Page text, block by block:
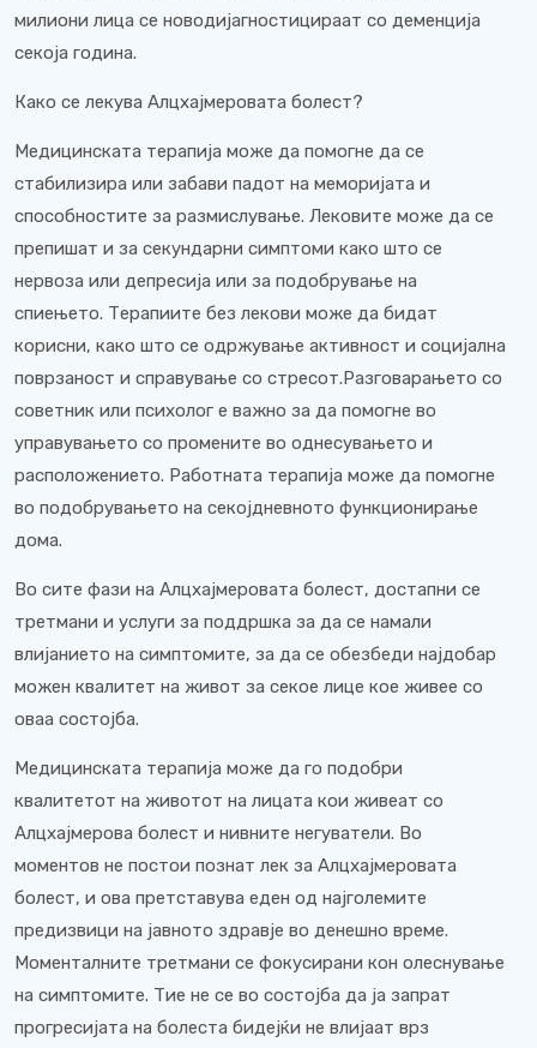
милиони лица се новодијагностицираат со деменција
секоја година.
Како се лекува Алцхајмеровата болест?
Медицинската терапија може да помогне да се
стабилизира или забави падот на меморијата и
способностите за размислување. Лековите може да се
препишат и за секундарни симптоми како што се
нервоза или депресија или за подобрување на
спиењето. Терапиите без лекови може да бидат
корисни, како што се одржување активност и социјална
поврзаност и справување со стресот.Разговарањето со
советник или психолог е важно за да помогне во
управувањето со промените во однесувањето и
расположението. Работната терапија може да помогне
во подобрувањето на секојдневното функционирање
дома.
Во сите фази на Алцхајмеровата болест, достапни се
третмани и услуги за поддршка за да се намали
влијанието на симптомите, за да се обезбеди најдобар
можен квалитет на живот за секое лице кое живее со
оваа состојба.
Медицинската терапија може да го подобри
квалитетот на животот на лицата кои живеат со
Алцхајмерова болест и нивните негуватели. Во
моментов не постои познат лек за Алцхајмеровата
болест, и ова претставува еден од најголемите
предизвици на јавното здравје во денешно време.
Моменталните третмани се фокусирани кон олеснување
на симптомите. Тие не се во состојба да ја запрат
прогресијата на болеста бидејќи не влијаат врз